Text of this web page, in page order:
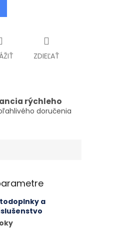
ZDIEĽAŤ
rýchleho
doručenia
a